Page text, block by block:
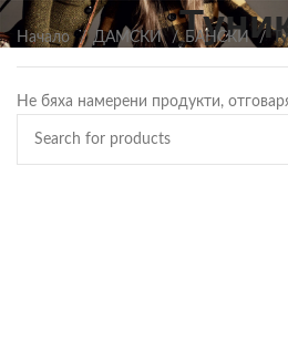
Начало ДАМСКИ БАНСКИ
Не бяха намерени продукти,